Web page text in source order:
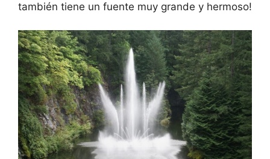
también tiene un fuente muy grande y hermoso!